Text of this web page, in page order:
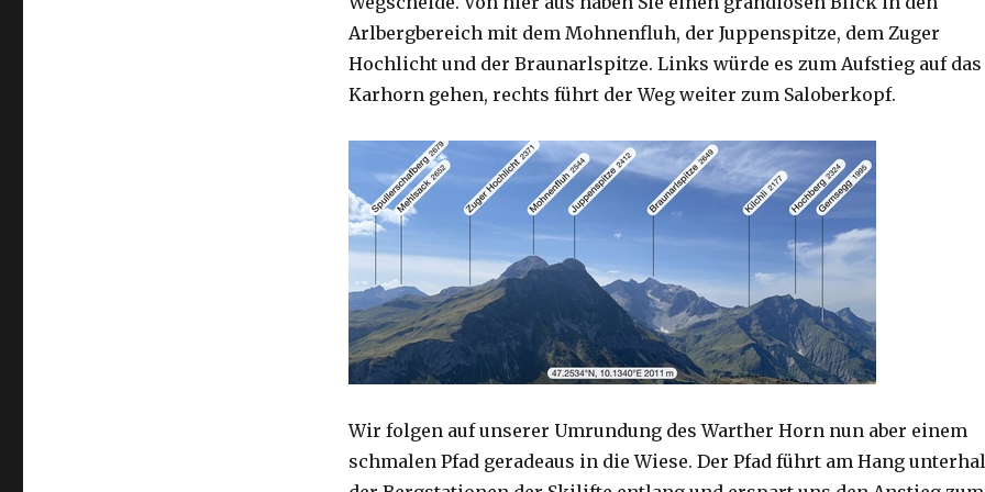
Arlbergbereich mit dem Mohnenfluh, der Juppenspitze, dem Zuger
Hochlicht und der Braunarlspitze. Links würde es zum Aufstieg auf das
Karhorn gehen, rechts führt der Weg weiter zum Saloberkopf.
Wir folgen auf unserer Umrundung des Warther Horn nun aber einem
schmalen Pfad geradeaus in die Wiese. Der Pfad führt am Hang